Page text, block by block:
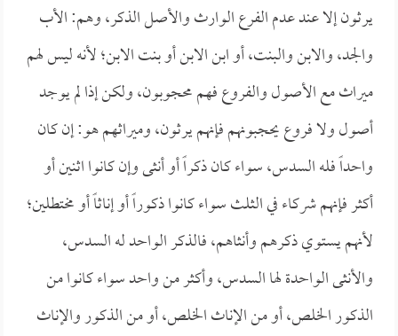
يرثون إلا عند عدم الفرع الوارث والأصل الذكر، وهم: الأب
والجد، والابن والبنت، أو ابن الابن أو بنت الابن؛ لأنه ليس لهم
ميراث مع الأصول والفروع فهم محجوبون، ولكن إذا لم يوجد
أصول ولا فروع يحجبونهم فإنهم يرثون، وميراثهم هو: إن كان
واحداً فله السدس، سواء كان ذكراً أو أنثى وإن كانوا اثنين أو
أكثر فإنهم شركاء في الثلث سواء كانوا ذكوراً أو إناثاً أو مختطلين؛
لأنهم يستوي ذكرهم وأنثاهم، فالذكر الواحد له السدس،
والأنثى الواحدة لها السدس، وأكثر من واحد سواء كانوا من
الذكور الخلص، أو من الإناث الخلص، أو من الذكور والإناث